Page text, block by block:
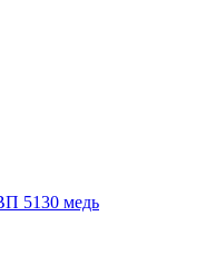
5130 медь